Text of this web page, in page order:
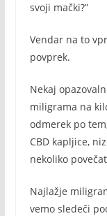
svoji mački?”
Vendar na to
povprek.
Nekaj
miligrama na
odmerek po
CBD kapljice,
nekoliko
Najlažje
vemo sledeči